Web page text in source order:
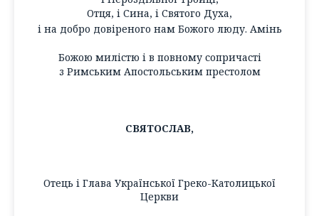
Отця, і Сина, і Святого Духа,
і на добро довіреного нам Божого люду. Амінь
Божою милістю і в повному сопричасті
з Римським Апостольським престолом
СВЯТОСЛАВ,
Отець і Глава Української Греко-Католицької
Церкви